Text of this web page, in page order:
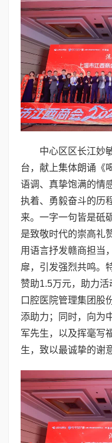
中心区区长江妙
台，献上集体朗诵《
语调、真挚饱满的情
执着、勇毅奋斗的历
来。一字一句皆是砥
是致敬时代的崇高礼
用语言抒发赣商担当
扉，引发强烈共鸣。
赞助1.5万元，助力
口腔医院管理集团股
添助力；同时，向为
军先生，以及挥毫写
生，致以最诚挚的谢